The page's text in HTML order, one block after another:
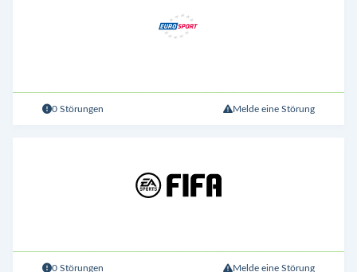
0 Störungen Melde eine Störung
0 Störungen Melde eine Störung